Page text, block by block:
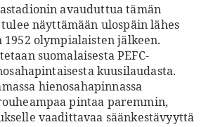
avauduttua tämän
näyttämään ulospäin lähes
olympialaisten jälkeen.
suomalaisesta PEFC-
kuusilaudasta.
hienosahapinnassa
pintaa paremmin,
vaadittavaa säänkestävyyttä